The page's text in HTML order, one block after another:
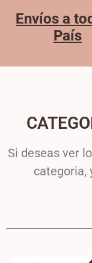
Envíos a
País
Si deseas ver
categoria,